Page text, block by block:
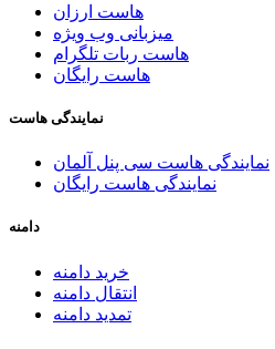
هاست ارزان
میزبانی وب ویژه
هاست ربات تلگرام
هاست رایگان
نمایندگی هاست
نمایندگی هاست سی پنل آلمان
نمایندگی هاست رایگان
دامنه
خرید دامنه
انتقال دامنه
تمدید دامنه